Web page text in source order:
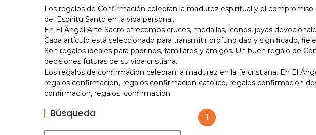
Los regalos de Confirmación celebran la madurez espiritual y el
del Espíritu Santo en la vida personal.
En El Ángel Arte Sacro ofrecemos cruces, medallas, iconos, joyas
Cada artículo está seleccionado para transmitir profundidad y significado,
Son regalos ideales para padrinos, familiares y amigos. Un buen regalo de
decisiones futuras de su vida cristiana.
Los regalos de confirmación celebran la madurez en la fe cristiana. En El
regalos confirmacion, regalos confirmacion catolico, regalos confirmacion
confirmacion, regalos_confirmacion
Búsqueda 1